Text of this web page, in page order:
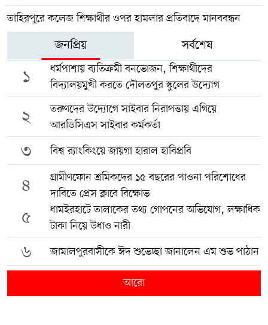
তাহিরপুরে কলেজ শিক্ষার্থীর ওপর হামলার প্রতিবাদে মানববন্ধন
জনপ্রিয় সর্বশেষ
১
ধর্মপাশায় ব্যতিক্রমী বনভোজন, শিক্ষার্থীদের
বিদ্যালয়মুখী করতে দৌলতপুর স্কুলের উদ্যোগ
২
তরুণদের উদ্যোগে সাইবার নিরাপত্তায় এগিয়ে
আরডিসিএস সাইবার কর্মকর্তা
৩ বিশ্ব র‍্যাংকিংয়ে জায়গা হারাল হাবিপ্রবি
৪
গ্রামীণফোন শ্রমিকদের ১৫ বছরের পাওনা পরিশোধের
দাবিতে প্রেস ক্লাবে বিক্ষোভ
৫
ধামইরহাটে তালাকের তথ্য গোপনের অভিযোগ, লক্ষাধিক
টাকা নিয়ে উধাও নারী
৬ জামালপুরবাসীকে ঈদ শুভেচ্ছা জানালেন এম শুভ পাঠান
আরো